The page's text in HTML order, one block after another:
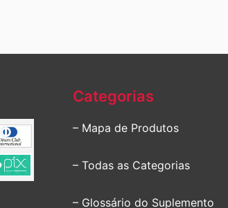
Categorias
– Mapa de Produtos
– Todas as Categorias
– Glossário do Suplemento